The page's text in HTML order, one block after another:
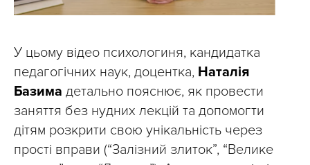
У цьому відео психологиня, кандидатка
педагогічних наук, доцентка, Наталія
Базима детально пояснює, як провести
заняття без нудних лекцій та допомогти
дітям розкрити свою унікальність через
прості вправи (“Залізний злиток”, “Велике